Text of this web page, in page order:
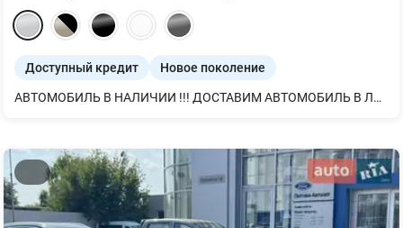
Доступный кредит Новое поколение
АВТОМОБИЛЬ В НАЛИЧИИ !!! ДОСТАВИМ АВТОМОБИЛЬ В ЛЮБОЙ ГОРОД УКРАИНЫ !!! НАБЕРИТЕ И МЫ ПОДБЕРЕМ САМЫЙ УДОБНЫЙ ФОРМАТ ПОКУПКИ !!! ДОСТУПНЫЙ И НАДЕЖНЫЙ КРОССОВЕР !! АВТО В НАЛИЧИИ !!! Мощный и драйвовый бензиновый двигатель 1,4 BOOSTERJET Классический 6-ступенчатый автомат AISIN, Все максимально НАДЕЖНО И ПРОВЕРЕНО !!! Японское качество и надежность, которые доступны каждому! В комплектацию автомобиля входит: • Круиз-контроль с управлением на руле • Шесть подушек безопасности • Климат-контроль • 7-дюймовая обновленная Мультимедийная система с возможностью подключения смартфона • Камера заднего вида • Система безключевого доступа и система запуска двигателя без ключа (кнопкой)